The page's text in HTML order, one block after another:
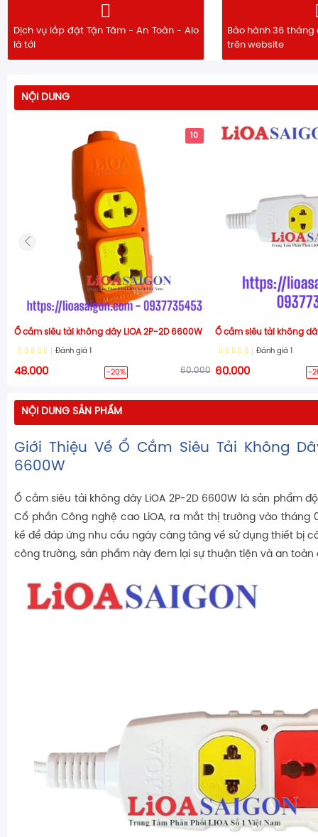
Dịch vụ lắp đặt Tận Tâm - An Toàn - Alo
là tới
Bảo hành 36
trên website
NỘI DUNG
10
Ổ cắm siêu tải không dây LiOA 2P-2D 6600W
Đánh giá
48.000 -20% 60.000
Ổ cắm siêu tải không
Đánh giá
60.000 -
NỘI DUNG SẢN PHẨM
Giới Thiệu Về Ổ Cắm Siêu Tải Không
6600W
Ổ cắm siêu tải không dây LiOA 2P-2D 6600W là sản phẩm
Cổ phần Công nghệ cao LiOA, ra mắt thị trường vào tháng
kế để đáp ứng nhu cầu ngày càng tăng về sử dụng thiết bị
công trường, sản phẩm này đem lại sự thuận tiện và an toàn